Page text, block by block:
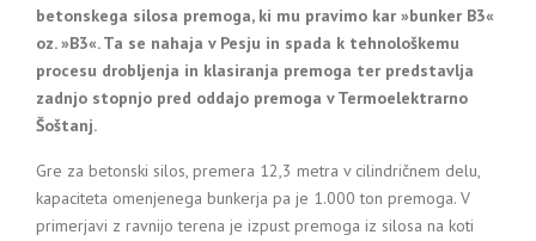
betonskega silosa premoga, ki mu pravimo kar »bunker B3«
oz. »B3«. Ta se nahaja v Pesju in spada k tehnološkemu
procesu drobljenja in klasiranja premoga ter predstavlja
zadnjo stopnjo pred oddajo premoga v Termoelektrarno
Šoštanj.
Gre za betonski silos, premera 12,3 metra v cilindričnem delu,
kapaciteta omenjenega bunkerja pa je 1.000 ton premoga. V
primerjavi z ravnijo terena je izpust premoga iz silosa na koti